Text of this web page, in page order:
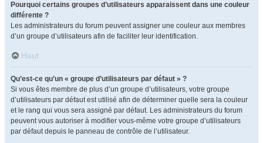
Pourquoi certains groupes d’utilisateurs apparaissent dans une couleur
différente ?
Les administrateurs du forum peuvent assigner une couleur aux membres
d’un groupe d’utilisateurs afin de faciliter leur identification.
Haut
Qu’est-ce qu’un « groupe d’utilisateurs par défaut » ?
Si vous êtes membre de plus d’un groupe d’utilisateurs, votre groupe
d’utilisateurs par défaut est utilisé afin de déterminer quelle sera la couleur
et le rang qui vous sera assigné par défaut. Les administrateurs du forum
peuvent vous autoriser à modifier vous-même votre groupe d’utilisateurs
par défaut depuis le panneau de contrôle de l’utilisateur.